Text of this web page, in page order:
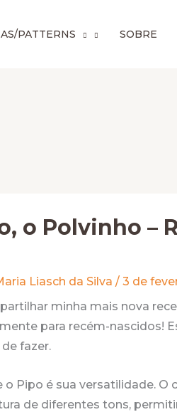
PATTERNS SOBRE
o Polvinho –
Liasch da Silva / 3 de
minha mais nova
para recém-nascidos!
fazer.
Pipo é sua versatilidade.
de diferentes tons,